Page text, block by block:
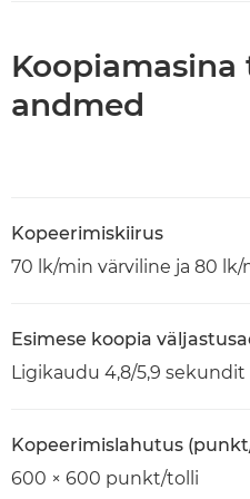
Koopiamasina
andmed
Kopeerimiskiirus
70 lk/min värviline ja 80
Esimese koopia
Ligikaudu 4,8/5,9 sekundit
Kopeerimislahutus
600 × 600 punkt/tolli